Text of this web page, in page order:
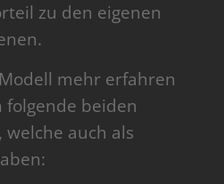
zu den eigenen
mehr erfahren
folgende beiden
auch als